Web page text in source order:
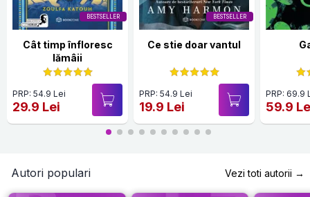
BESTSELLER
Cât timp înfloresc
lămâii
PRP: 54.9 Lei
29.9 Lei
BESTSELLER
Ce stie doar vantul
PRP: 54.9 Lei
19.9 Lei
PRP: 69.9
59.9
Autori populari Vezi toti autorii →